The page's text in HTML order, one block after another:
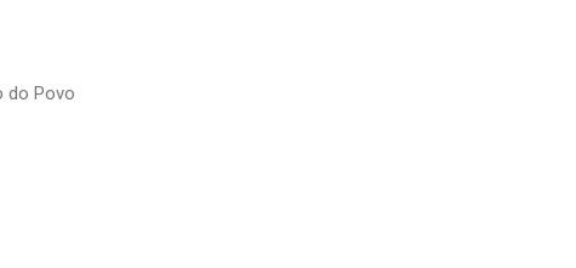
do Povo